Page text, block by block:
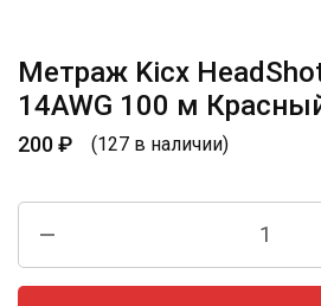
Метраж Kicx
14AWG 100 м
200₽ (127 в наличии)